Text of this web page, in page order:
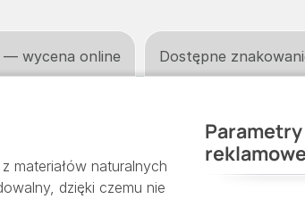
materiałów naturalnych
dzięki czemu nie
— wycena online Dostępne